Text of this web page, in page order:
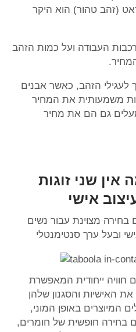
כאשר זהב 24 קראט (זהב טהור) הוא היקר
העבודה ועל כמות הזהב
לעגילי הזהב, כאשר אבנים
משמעותית את המחיר
מעלים גם הם את מחיר
אין שני זוגות
אישי
בחירה מצוינת עבור נשים
ובעל ערך סנטימנטלי
חוויה ייחודית המאפשרת
האישיות והסגנון שלהן
המיוצרים באופן המוני,
בחירה חופשית של חומרים,